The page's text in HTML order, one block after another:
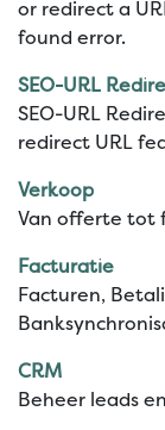
or redirect a
found error.
SEO-URL
SEO-URL
redirect URL
Verkoop
Van offerte tot
Facturatie
Facturen,
CRM
Beheer leads